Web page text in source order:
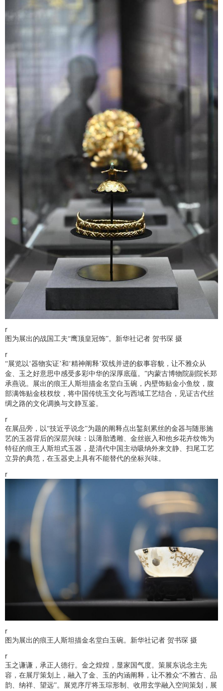
r
图为展出的战国工夫“鹰顶皇冠饰”。新华社记者 贺书琛 摄
r
“展览以‘器物实证’和‘精神阐释’双线并进的叙事容貌，让不雅众从
金、玉之好意思中感受多彩中华的深厚底蕴。”内蒙古博物院副院长郑
承燕说。展出的痕王人斯坦描金名堂白玉碗，内壁饰贴金小鱼纹，腹
部满饰贴金枝杈纹，将中国传统玉文化与西域工艺结合，见证古代丝
绸之路的文化调换与文静互鉴。
r
在展品旁，以“技近乎说念”为题的阐释点出錾刻累丝的金器与随形施
艺的玉器背后的深层兴味：以薄胎透雕、金丝嵌入和他乡花卉纹饰为
特征的痕王人斯坦式玉器，是清代中国主动吸纳外来文静、扫尾工艺
立异的典范，在玉器史上具有不能替代的坐标兴味。
r
r
图为展出的痕王人斯坦描金名堂白玉碗。新华社记者 贺书琛 摄
r
玉之谦谦，承正人德行。金之煌煌，显家国气度。策展东说念主先
容，在展厅策划上，融入了金、玉的内涵阐释，让不雅众“不雅古、品
韵、纳祥、望远”。展览序厅将玉琮形制、收用玄学融入空间策划，展